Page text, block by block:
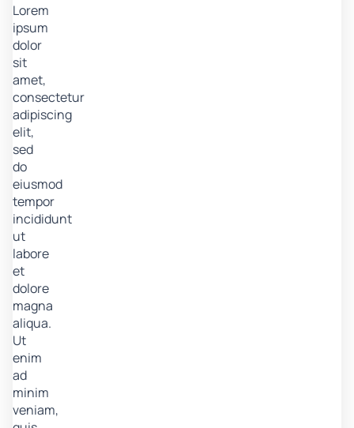
Lorem
ipsum
dolor
sit
amet,
consectetur
adipiscing
elit,
sed
do
eiusmod
tempor
incididunt
ut
labore
et
dolore
magna
aliqua.
Ut
enim
ad
minim
veniam,